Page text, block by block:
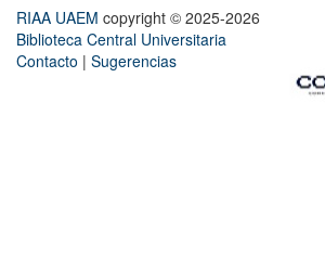
RIAA UAEM copyright © 2025-2026
Biblioteca Central Universitaria
Contacto | Sugerencias